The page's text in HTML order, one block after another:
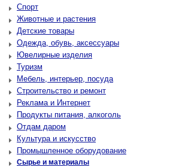
Спорт
Животные и растения
Детские товары
Одежда, обувь, аксессуары
Ювелирные изделия
Туризм
Мебель, интерьер, посуда
Строительство и ремонт
Реклама и Интернет
Продукты питания, алкоголь
Отдам даром
Культура и искусство
Промышленное оборудование
Сырье и материалы